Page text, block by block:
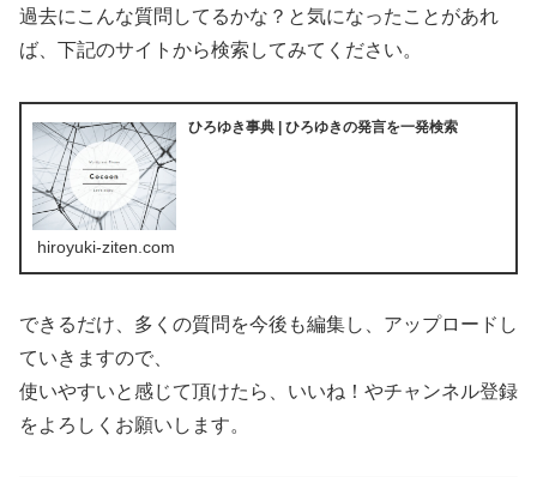
過去にこんな質問してるかな？と気になったことがあれ
ば、下記のサイトから検索してみてください。
ひろゆき事典 | ひろゆきの発言を一発検索
hiroyuki-ziten.com
できるだけ、多くの質問を今後も編集し、アップロードし
ていきますので、
使いやすいと感じて頂けたら、いいね！やチャンネル登録
をよろしくお願いします。